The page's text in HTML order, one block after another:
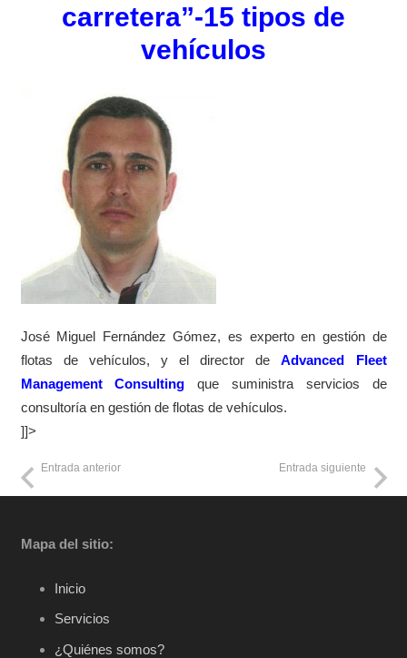
carretera”-15 tipos de
vehículos
José Miguel Fernández Gómez, es experto en gestión de
flotas de vehículos, y el director deAdvanced Fleet
Management Consulting que suministra servicios de
consultoría en gestión de flotas de vehículos.
]]>
Entrada anterior Entrada siguiente
Mapa del sitio:
Inicio
Servicios
¿Quiénes somos?